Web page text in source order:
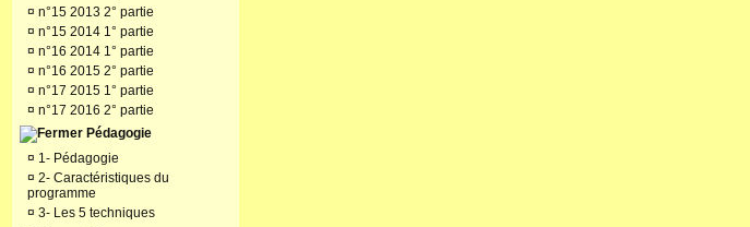
¤ n°15 2013 2° partie
¤ n°15 2014 1° partie
¤ n°16 2014 1° partie
¤ n°16 2015 2° partie
¤ n°17 2015 1° partie
¤ n°17 2016 2° partie
Pédagogie
¤ 1- Pédagogie
¤ 2- Caractéristiques du
programme
¤ 3- Les 5 techniques